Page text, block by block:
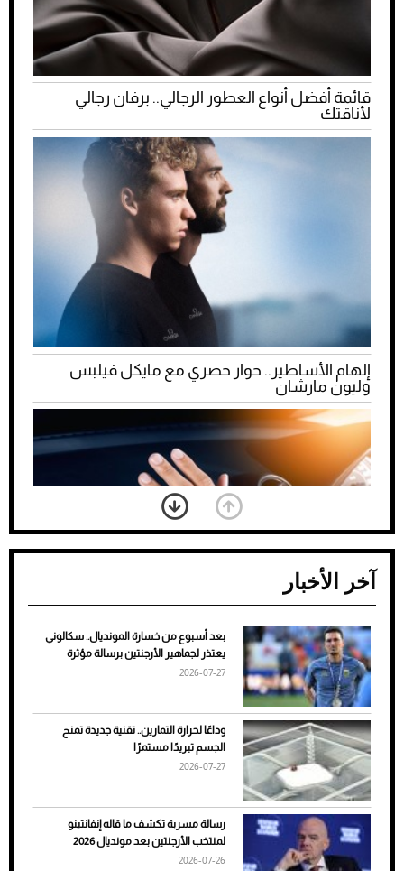
قائمة أفضل أنواع العطور الرجالي.. برفان رجالي
لأناقتك
إلهام الأساطير.. حوار حصري مع مايكل فيلبس
وليون مارشان
ضعف تبريد مكيف السيارة عند الوقوف.. أشهر
الأسباب والحلول
آخر الأخبار
بعد أسبوع من خسارة المونديال.. سكالوني
يعتذر لجماهير الأرجنتين برسالة مؤثرة
2026-07-27
وداعًا لحرارة التمارين.. تقنية جديدة تمنح
الجسم تبريدًا مستمرًا
2026-07-27
رسالة مسربة تكشف ما قاله إنفانتينو
لمنتخب الأرجنتين بعد مونديال 2026
2026-07-26